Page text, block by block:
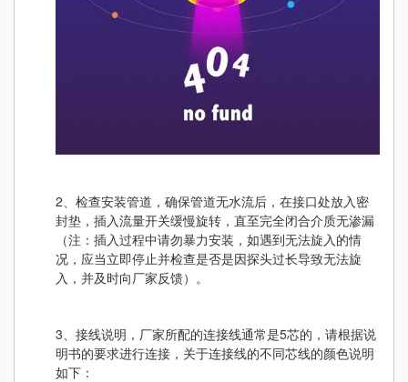
2、检查安装管道，确保管道无水流后，在接口处放入密
封垫，插入流量开关缓慢旋转，直至完全闭合介质无渗漏
（注：插入过程中请勿暴力安装，如遇到无法旋入的情
况，应当立即停止并检查是否是因探头过长导致无法旋
入，并及时向厂家反馈）。
3、接线说明，厂家所配的连接线通常是5芯的，请根据说
明书的要求进行连接，关于连接线的不同芯线的颜色说明
如下：